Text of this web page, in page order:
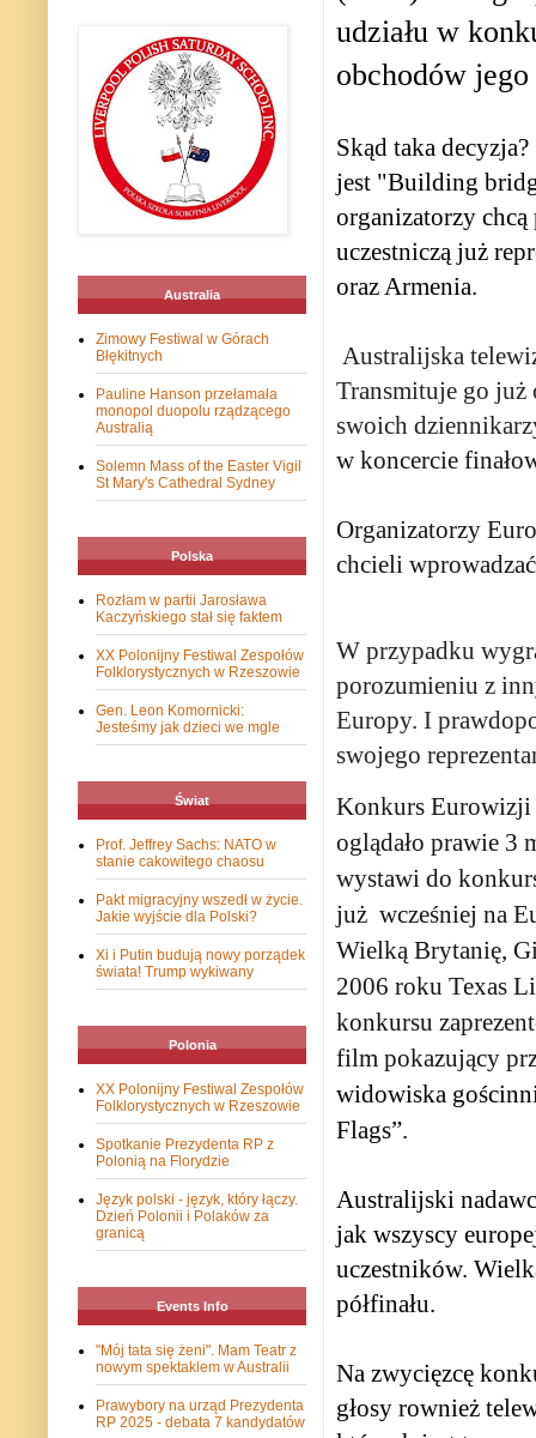
udziału w
obchodów
Skąd taka decyzja?
jest "Building
organizatorzy chcą
uczestniczą już
oraz Armenia.
Australijska
Transmituje go już
swoich
w koncercie
Organizatorzy
chcieli
W przypadku
porozumieniu z
Europy. I
swojego
Konkurs Eurowizji
oglądało prawie 3
wystawi do
już wcześniej na
Wielką Brytanię,
2006 roku Texas
konkursu
film pokazujący
widowiska
Flags”.
Australijski
jak wszyscy
uczestników.
półfinału.
Na zwycięzcę
głosy rownież
Australia
Zimowy Festiwal w Górach
Błękitnych
Pauline Hanson przełamała
monopol duopolu rządzącego
Australią
Solemn Mass of the Easter Vigil
St Mary's Cathedral Sydney
Polska
Rozłam w partii Jarosława
Kaczyńskiego stał się faktem
XX Polonijny Festiwal Zespołów
Folklorystycznych w Rzeszowie
Gen. Leon Komornicki:
Jesteśmy jak dzieci we mgle
Świat
Prof. Jeffrey Sachs: NATO w
stanie cakowitego chaosu
Pakt migracyjny wszedł w życie.
Jakie wyjście dla Polski?
Xi i Putin budują nowy porządek
świata! Trump wykiwany
Polonia
XX Polonijny Festiwal Zespołów
Folklorystycznych w Rzeszowie
Spotkanie Prezydenta RP z
Polonią na Florydzie
Język polski - język, który łączy.
Dzień Polonii i Polaków za
granicą
Events Info
"Mój tata się żeni". Mam Teatr z
nowym spektaklem w Australii
Prawybory na urząd Prezydenta
RP 2025 - debata 7 kandydatów